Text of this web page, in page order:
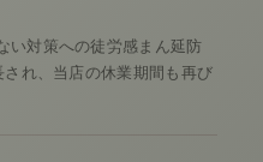
い対策への徒労感まん延防
れ、当店の休業期間も再び